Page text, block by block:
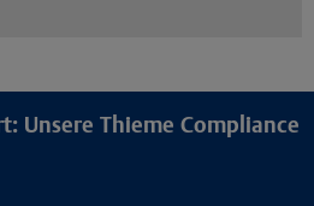
Unsere Thieme Compliance